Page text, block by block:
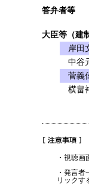
答弁者等
大臣等（建
岸田
中谷
菅義
横畠
・視聴
・発言
リックす